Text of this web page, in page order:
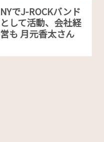
NYでJ-ROCKバンド
として活動、会社経
営も 月元香太さん